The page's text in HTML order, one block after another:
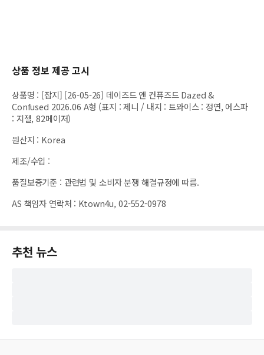
상품 정보 제공 고시
상품명 : [잡지] [26-05-26] 데이즈드 앤 컨퓨즈드 Dazed &
Confused 2026.06 A형 (표지 : 제니 / 내지 : 트와이스 : 정연, 에스파
: 지젤, 82메이저)
원산지 : Korea
제조/수입 :
품질보증기준 : 관련법 및 소비자 분쟁 해결규정에 따름.
AS 책임자 연락처 : Ktown4u, 02-552-0978
추천 뉴스